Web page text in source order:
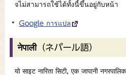
จไม่สามารถใช้ได้ทั้งนี้ขึ้นอยู่กับหน้า
Google การแปล
नेपाली（ネパール語）
यो साइट नारिता सिटी, एक जापानी